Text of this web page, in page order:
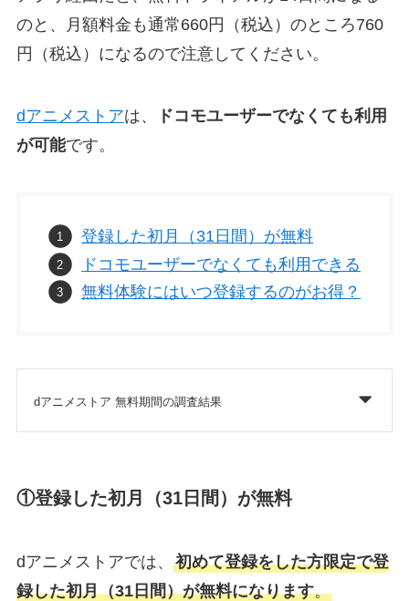
のと、月額料金も通常660円（税込）のところ760
円（税込）になるので注意してください。
dアニメストアは、
ドコモユーザーでなくても利用
が可能です。
登録した初月（31日間）が無料
ドコモユーザーでなくても利用できる
無料体験にはいつ登録するのがお得？
dアニメストア 無料期間の調査結果
①登録した初月（31日間）が無料
dアニメストアでは、 初めて登録をした方限定で登
録した初月（31日間）が無料になります。